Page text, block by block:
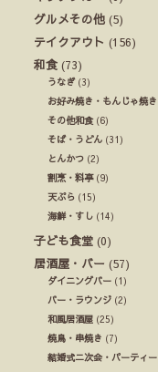
グルメその他 (5)
テイクアウト (156)
和食 (73)
うなぎ(3)
お好み焼き・もんじゃ焼き
その他和食(6)
そば・うどん (31)
とんかつ (2)
割烹・料亭(9)
天ぷら (15)
海鮮・すし (14)
子ども食堂 (0)
居酒屋・バー (57)
ダイニングバー (1)
バー・ラウンジ (2)
和風居酒屋 (25)
焼鳥・串焼き (7)
結婚式ニ次会・パーティー